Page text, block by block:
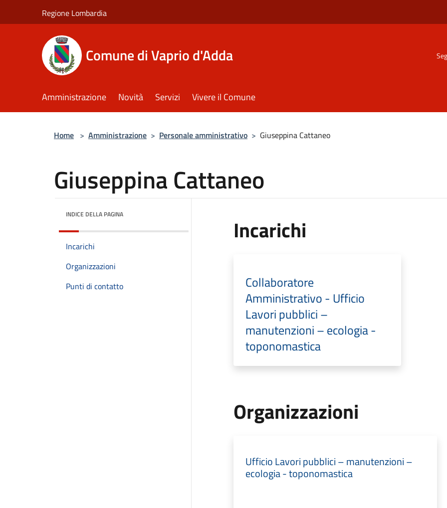
Regione Lombardia
Comune di Vaprio d'Adda
Amministrazione Novità Servizi Vivere il Comune
Home > Amministrazione > Personale amministrativo > Giuseppina Cattaneo
Giuseppina Cattaneo
INDICE DELLA PAGINA
Incarichi
Organizzazioni
Punti di contatto
Incarichi
Collaboratore
Amministrativo - Ufficio
Lavori pubblici –
manutenzioni – ecologia -
toponomastica
Organizzazioni
Ufficio Lavori pubblici – manutenzioni –
ecologia - toponomastica